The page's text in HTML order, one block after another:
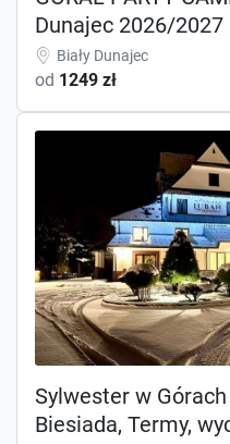
Dunajec 2026/2027
Biały Dunajec
od 1249 zł
Sylwester w
Biesiada, Termy,